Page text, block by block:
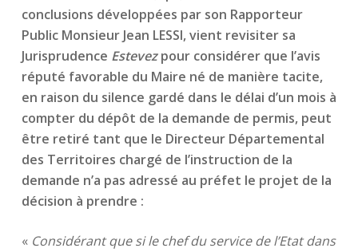
conclusions développées par son Rapporteur
Public Monsieur Jean LESSI, vient revisiter sa
Jurisprudence Estevezpour considérer que l’avis
réputé favorable du Maire né de manière tacite,
en raison du silence gardé dans le délai d’un mois à
compter du dépôt de la demande de permis, peut
être retiré tant que le Directeur Départemental
des Territoires chargé de l’instruction de la
demande n’a pas adressé au préfet le projet de la
décision à prendre :
« Considérant que si le chef du service de l’Etat dans